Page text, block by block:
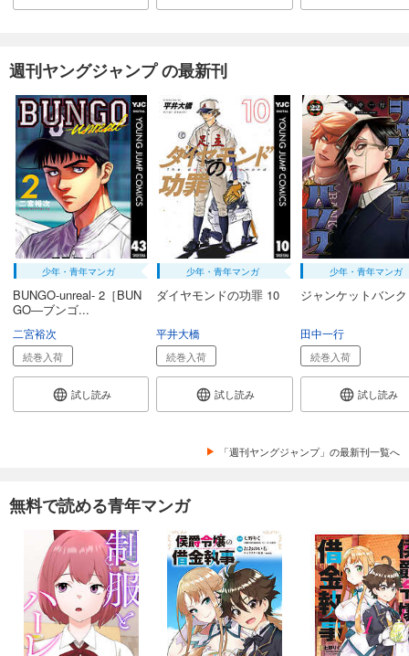
週刊ヤングジャンプ の最新刊
少年・青年マンガ
BUNGO-unreal- 2［BUN
GO―ブンゴ...
二宮裕次
続巻入荷
試し読み
少年・青年マンガ
ダイヤモンドの功罪 10
平井大橋
続巻入荷
試し読み
少年・青年マンガ
ジャンケットバン
田中一行
続巻入荷
試し読み
「週刊ヤングジャンプ」の最新刊一覧へ
無料で読める青年マンガ